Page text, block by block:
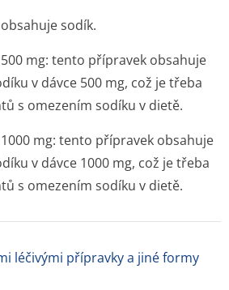
sodík.
mg: tento přípravek obsahuje
v dávce 500 mg, což je třeba
s omezením sodíku v dietě.
mg: tento přípravek obsahuje
v dávce 1000 mg, což je třeba
s omezením sodíku v dietě.
léčivými přípravky a jiné formy